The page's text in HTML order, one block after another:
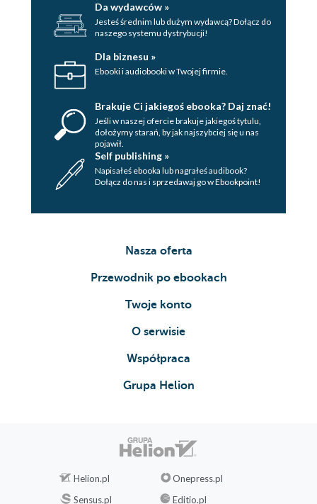
Da wydawców »
Jesteś średnim lub dużym wydawcą? Dołącz do
naszego systemu dystrybucji!
Dla biznesu »
Ebooki i audiobooki w Twojej firmie.
Brakuje Ci jakiegoś ebooka? Daj znać!
Jeśli w naszej ofercie brakuje jakiegoś tytulu,
dołożymy starań, by jak najszybciej się u nas
pojawił.
Self publishing »
Napisałeś ebooka lub nagrałeś audibook?
Dołącz do nas i sprzedawaj go w Ebookpoint!
Nasza oferta
Przewodnik po ebookach
Twoje konto
O serwisie
Współpraca
Grupa Helion
Helion.pl
Onepress.pl
Sensus.pl
Editio.pl